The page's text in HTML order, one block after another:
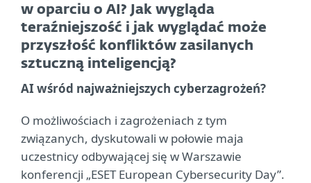
w oparciu o AI? Jak wygląda
teraźniejszość i jak wyglądać może
przyszłość konfliktów zasilanych
sztuczną inteligencją?
AI wśród najważniejszych cyberzagrożeń?
O możliwościach i zagrożeniach z tym
związanych, dyskutowali w połowie maja
uczestnicy odbywającej się w Warszawie
konferencji „ESET European Cybersecurity Day”.